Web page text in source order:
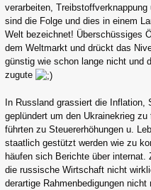
verarbeiten,
sind die Folge und dies in einem
Welt bezeichnet! Überschüssiges
dem Weltmarkt und drückt das
günstig wie schon lange nicht und
zugute
In Russland grassiert die
geplündert um den Ukrainekrieg
führten zu Steuererhöhungen u.
staatlich gestützt werden wie zu
häufen sich Berichte über
die russische Wirtschaft nicht
derartige Rahmenbedigungen